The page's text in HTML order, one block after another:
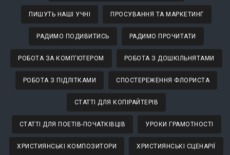
ПИШУТЬ НАШІ УЧНІ ПРОСУВАННЯ ТА МАРКЕТИНГ
РАДИМО ПОДИВИТИСЬ РАДИМО ПРОЧИТАТИ
РОБОТА ЗА КОМП'ЮТЕРОМ РОБОТА З ДОШКІЛЬНЯТАМИ
РОБОТА З ПІДЛІТКАМИ СПОСТЕРЕЖЕННЯ ФЛОРИСТА
СТАТТІ ДЛЯ КОПІРАЙТЕРІВ
СТАТТІ ДЛЯ ПОЕТІВ-ПОЧАТКІВЦІВ УРОКИ ГРАМОТНОСТІ
ХРИСТИЯНСЬКІ КОМПОЗИТОРИ ХРИСТИЯНСЬКІ СЦЕНАРІЇ